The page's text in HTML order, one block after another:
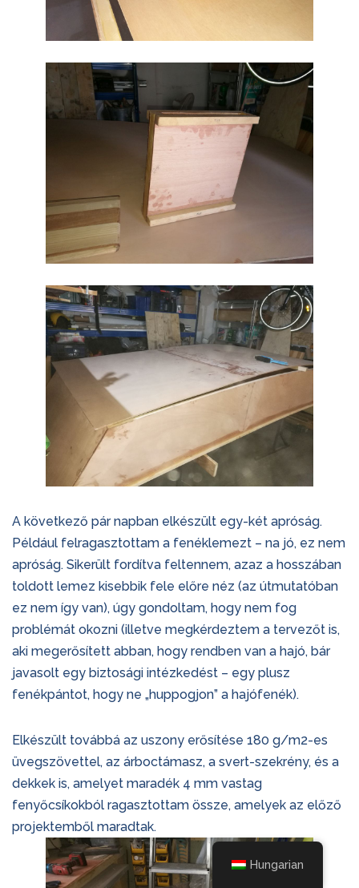
A következő pár napban elkészült egy-két apróság.
Például felragasztottam a fenéklemezt – na jó, ez nem
apróság. Sikerült fordítva feltennem, azaz a hosszában
toldott lemez kisebbik fele előre néz (az útmutatóban
ez nem így van), úgy gondoltam, hogy nem fog
problémát okozni (illetve megkérdeztem a tervezőt is,
aki megerősített abban, hogy rendben van a hajó, bár
javasolt egy biztosági intézkedést – egy plusz
fenékpántot, hogy ne „huppogjon” a hajófenék).
Elkészült továbbá az uszony erősítése 180 g/m2-es
üvegszövettel, az árboctámasz, a svert-szekrény, és a
dekkek is, amelyet maradék 4 mm vastag
fenyőcsíkokból ragasztottam össze, amelyek az előző
projektemből maradtak.
Hungarian